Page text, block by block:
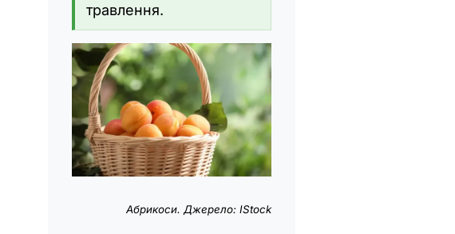
травлення.
Абрикоси. Джерело: IStock